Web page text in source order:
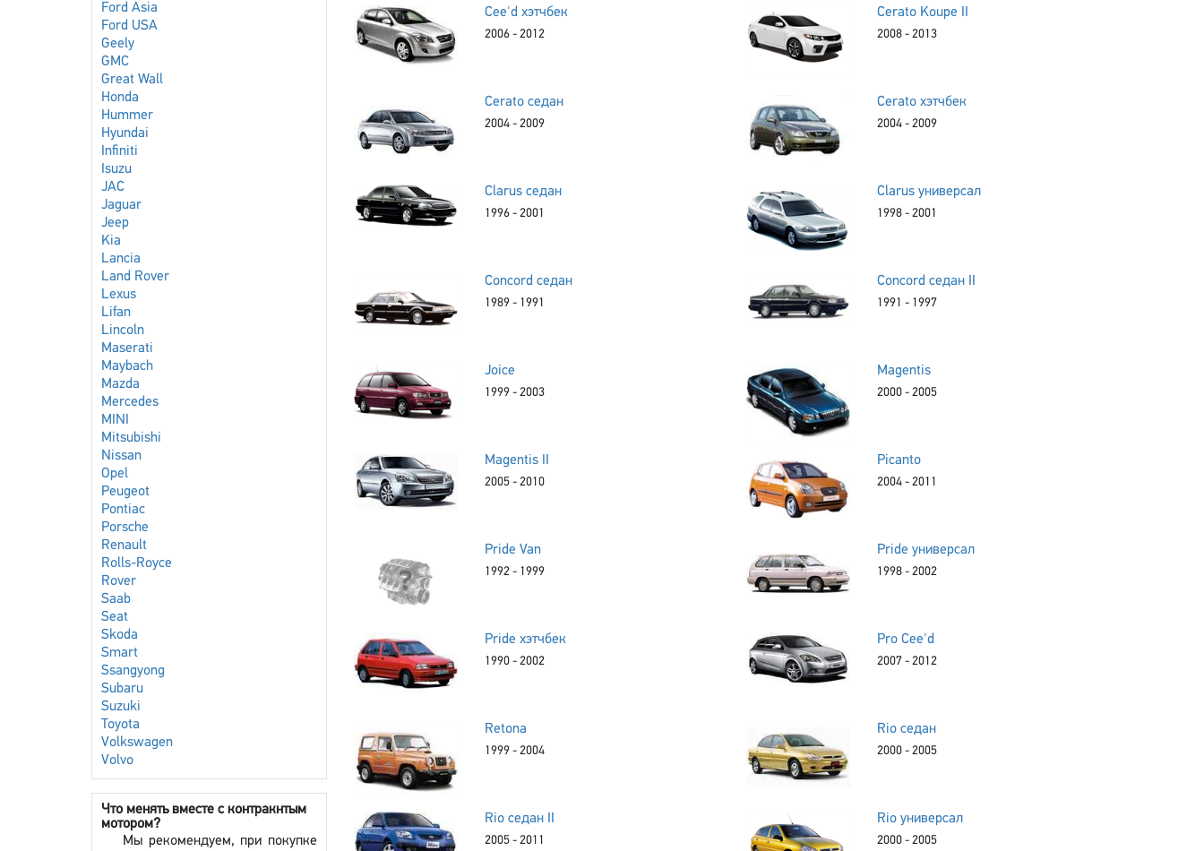
Ford Asia
Ford USA
Geely
GMC
Great Wall
Honda
Hummer
Hyundai
Infiniti
Isuzu
JAC
Jaguar
Jeep
Kia
Lancia
Land Rover
Lexus
Lifan
Lincoln
Maserati
Maybach
Mazda
Mercedes
MINI
Mitsubishi
Nissan
Opel
Peugeot
Pontiac
Porsche
Renault
Rolls-Royce
Rover
Saab
Seat
Skoda
Smart
Ssangyong
Subaru
Suzuki
Toyota
Volkswagen
Volvo
Что менять вместе с контракнтым
мотором?
Мы рекомендуем, при покупке
Cee'd хэтчбек
2006 - 2012
Cerato Koupe II
2008 - 2013
Cerato седан
2004 - 2009
Cerato хэтчбек
2004 - 2009
Clarus седан
1996 - 2001
Clarus универсал
1998 - 2001
Concord седан
1989 - 1991
Concord седан II
1991 - 1997
Joice
1999 - 2003
Magentis
2000 - 2005
Magentis II
2005 - 2010
Picanto
2004 - 2011
Pride Van
1992 - 1999
Pride универсал
1998 - 2002
Pride хэтчбек
1990 - 2002
Pro Cee'd
2007 - 2012
Retona
1999 - 2004
Rio седан
2000 - 2005
Rio седан II
2005 - 2011
Rio универсал
2000 - 2005